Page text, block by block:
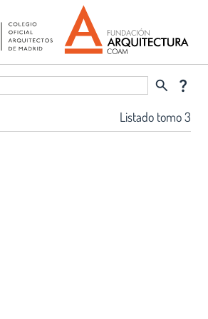
search question_mark
Listado tomo 3